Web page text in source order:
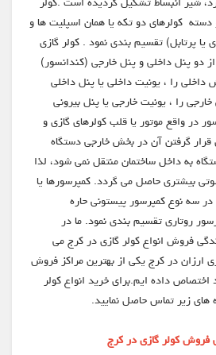
کولرهای دو تکه یا همان اسپلیت ها و
یا پرتابل) تقسیم بندی نمود . کولر گازی
دو پنل داخلی و پنل خارجی (کندانسور)
را ، یونیت داخلی یا پنل داخلی
را ، یونیت خارجی یا پنل بیرونی
در واقع موتور یا قلب کولرهای گازی و
قرار گرفتن آن در بخش خارجی دستگاه
به داخل ساختمان منتقل نمی شود، لذا
بیشتری حاصل می گردد. کمپرسورها یا
در سه نوع کمپرسور پیستونی حاره
روتاری تقسیم بندی نمود. ما در
فروش انواع کولر گازی در کرج می
ارزان در کرج یکی از بهترین مراکز فروش
اختصاص داده ایم.برای خرید انواع کولر
های زیر تماس حاصل نمایید.
فروش کولر گازی در کرج